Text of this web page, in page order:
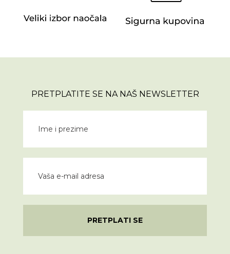
PRETPLATITE SE NA NAŠ NEWSLETTER
PRETPLATI SE